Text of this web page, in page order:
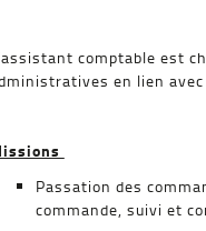
comptable est
en lien
Passation des
commande, suivi et